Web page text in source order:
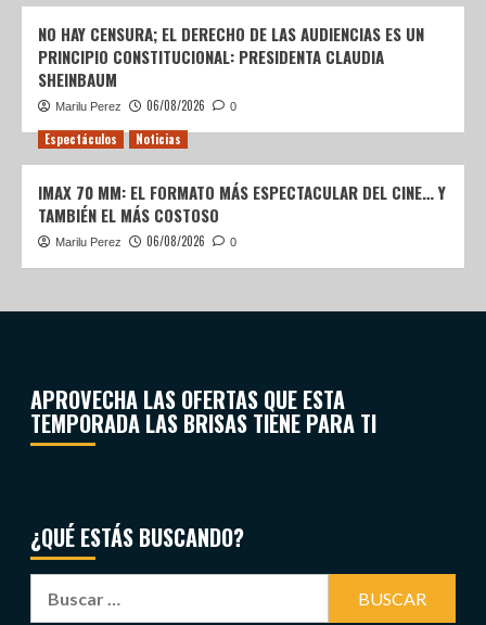
NO HAY CENSURA; EL DERECHO DE LAS AUDIENCIAS ES UN
PRINCIPIO CONSTITUCIONAL: PRESIDENTA CLAUDIA
SHEINBAUM
Marilu Perez 06/08/2026 0
Espectáculos Noticias
IMAX 70 MM: EL FORMATO MÁS ESPECTACULAR DEL CINE… Y
TAMBIÉN EL MÁS COSTOSO
Marilu Perez 06/08/2026 0
APROVECHA LAS OFERTAS QUE ESTA
TEMPORADA LAS BRISAS TIENE PARA TI
¿QUÉ ESTÁS BUSCANDO?